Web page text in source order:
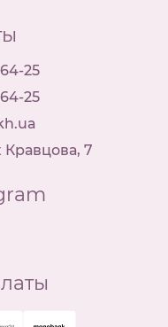
25
25
Кравцова, 7